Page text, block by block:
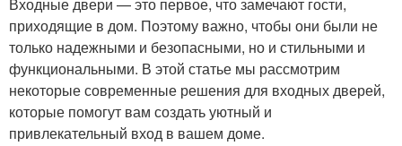
Входные двери — это первое, что замечают гости,
приходящие в дом. Поэтому важно, чтобы они были не
только надежными и безопасными, но и стильными и
функциональными. В этой статье мы рассмотрим
некоторые современные решения для входных дверей,
которые помогут вам создать уютный и
привлекательный вход в вашем доме.